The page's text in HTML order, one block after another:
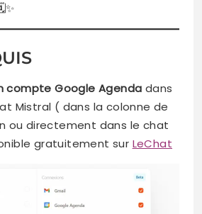
compte Google Agenda dans
Mistral ( dans la colonne de
ou directement dans le chat
gratuitement sur LeChat